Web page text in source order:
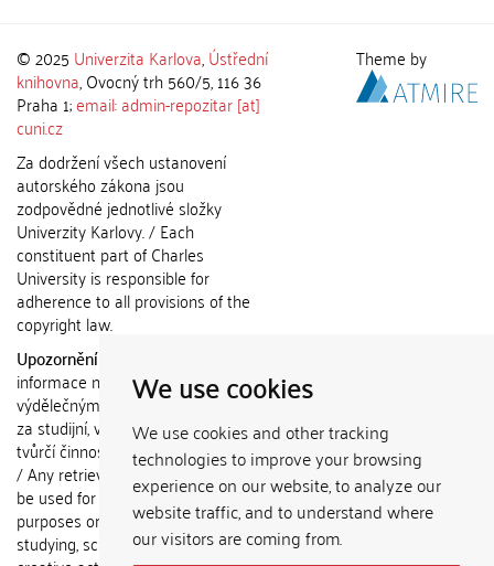
We use cookies
We use cookies and other tracking
technologies to improve your browsing
experience on our website, to analyze our
website traffic, and to understand where
our visitors are coming from.
© 2025 Univerzita Karlova,Ústřední
knihovna, Ovocný trh 560/5, 116 36
Praha 1;email: admin-repozitar [at]
cuni.cz
Za dodržení všech ustanovení
autorského zákona jsou
zodpovědné jednotlivé složky
Univerzity Karlovy. / Each
constituent part of Charles
University is responsible for
adherence to all provisions of the
copyright law.
Upozornění / Notice:
informace nemohou být použity k
výdělečným účelům nebo vydávány
za studijní, vědeckou nebo jinou
tvůrčí činnost jiné osoby než autora.
/ Any retrieved information shall not
be used for any commercial
purposes or claimed as results of
studying, scientific or any other
Theme by